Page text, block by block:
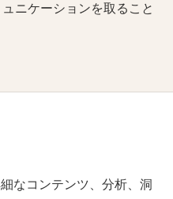
ニケーションを取ること
なコンテンツ、分析、洞